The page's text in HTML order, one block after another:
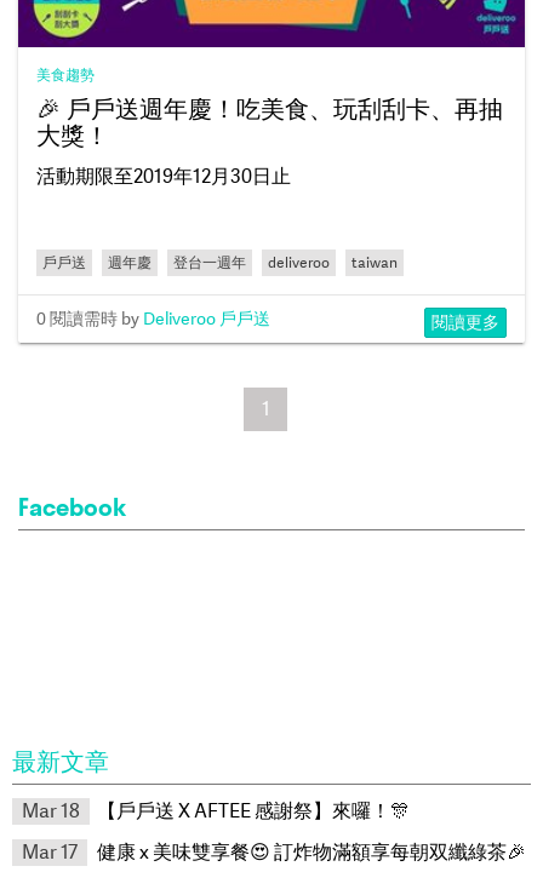
美食趨勢
🎉 戶戶送週年慶！吃美食、玩刮刮卡、再抽
大獎！
活動期限至2019年12月30日止
戶戶送 週年慶 登台一週年 deliveroo taiwan
0 閱讀需時 by Deliveroo 戶戶送 閱讀更多
1
Facebook
最新文章
Mar 18
【戶戶送 X AFTEE 感謝祭】來囉！🎊
Mar 17
健康 x 美味雙享餐😍 訂炸物滿額享每朝双纖綠茶🎉